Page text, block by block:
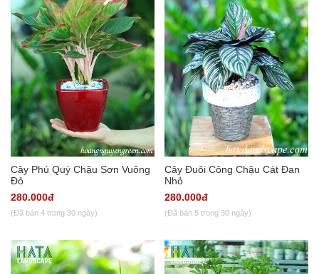
Cây Phú Quý Chậu Sơn Vuông
Đỏ
280.000đ
(Đã bán 4 trong 30 ngày)
Cây Đuôi Công Chậu Cát Đan
Nhỏ
280.000đ
(Đã bán 5 trong 30 ngày)